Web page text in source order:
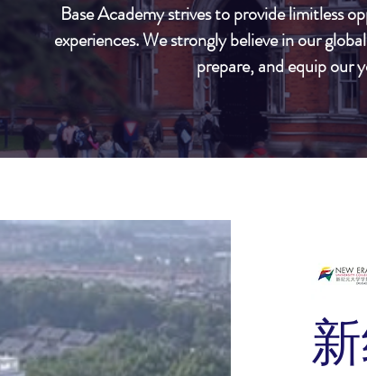
Base Academy strives to provide limitless
experiences. We strongly believe in our
prepare, and equip our